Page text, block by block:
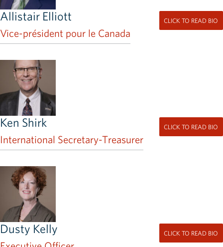
Allistair Elliott
Vice-président pour le Canada
CLICK TO READ BIO
Ken Shirk
International Secretary-Treasurer
CLICK TO READ BIO
Dusty Kelly CLICK TO READ BIO